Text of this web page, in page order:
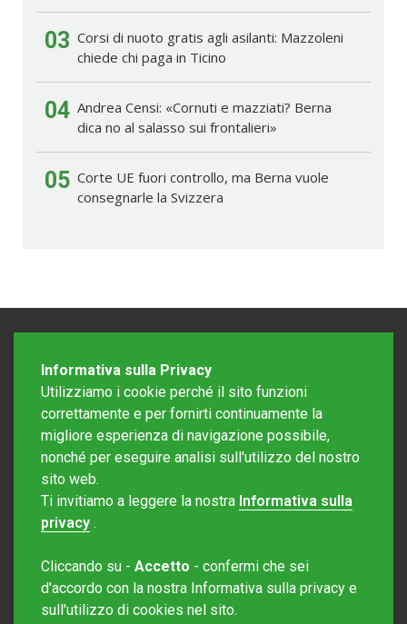
03 Corsi di nuoto gratis agli asilanti: Mazzoleni
chiede chi paga in Ticino
04 Andrea Censi: «Cornuti e mazziati? Berna
dica no al salasso sui frontalieri»
05 Corte UE fuori controllo, ma Berna vuole
consegnarle la Svizzera
Editore Rotostampa SA
Sito creato daRedesign
Informativa sulla Privacy
Utilizziamo i cookie perché il sito funzioni
correttamente e per fornirti continuamente la
migliore esperienza di navigazione possibile,
nonché per eseguire analisi sull'utilizzo del nostro
sito web.
Ti invitiamo a leggere la nostra Informativa sulla
privacy .
Cliccando su - Accetto - confermi che sei
d'accordo con la nostra Informativa sulla privacy e
sull'utilizzo di cookies nel sito.